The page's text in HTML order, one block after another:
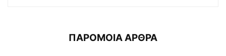
ΠΑΡΟΜΟΙΑ ΑΡΘΡΑ